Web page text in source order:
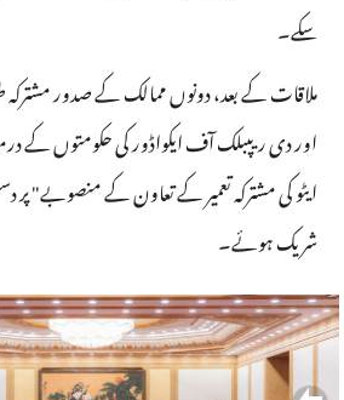
سکے۔
ملاقات کے بعد، دونوں ممالک کے صدور مشترکہ
اور دی ریپبلک آف ایکواڈور کی حکومتوں کے
ایٹو کی مشترکہ تعمیر کے تعاون کے منصوبے" پر
شریک ہوئے۔